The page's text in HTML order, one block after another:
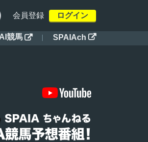
会員登録 ログイン
AI競馬  SPAIAch 